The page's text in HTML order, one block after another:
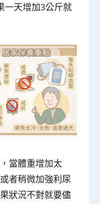
一天增加3公斤就
當體重增加太
者稍微加強利尿
狀況不對就要儘